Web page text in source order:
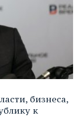
бизнеса,
к